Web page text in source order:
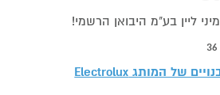
מיני ליין בע"מ היבואן הרשמי!
36
של המותג Electrolux